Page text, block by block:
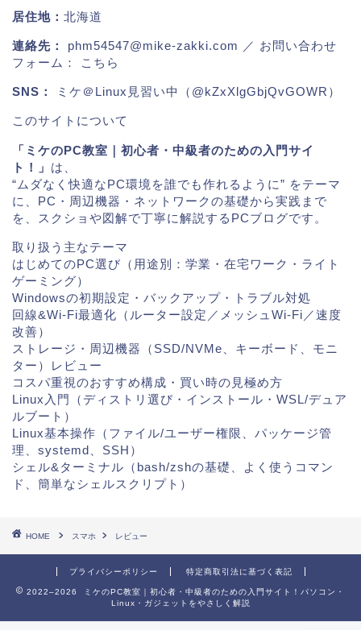
居住地： 北海道
連絡先： phm54547@mike-zakki.com ／ お問い合わせ
フォーム：
こちら
SNS： ミケ＠Linux見習い中（@kZxXlgGbjQvGOWR）
このサイトについて
「ミケのPC教室｜初心者・中級者のための入門サイ
ト！」 は、
“ムダなく快適なPC環境を誰でも作れるように” をテーマ
に、PC・周辺機器・ネットワークの基礎から実践まで
を、スクショや図解で丁寧に解説するPCブログです。
取り扱う主なテーマ
はじめてのPC選び（用途別：学業・在宅ワーク・ライト
ゲーミング）
Windowsの初期設定・バックアップ・トラブル対処
回線&Wi-Fi最適化（ルーター設定／メッシュWi-Fi／速度
改善）
ストレージ・周辺機器（SSD/NVMe、キーボード、モニ
ター）レビュー
コスパ重視のおすすめ構成・買い時の見極め方
Linux入門（ディストリ選び・インストール・WSL/デュア
ルブート）
Linux基本操作（ファイル/ユーザー権限、パッケージ管
理、systemd、SSH）
シェル&ターミナル（bash/zshの基礎、よく使うコマン
ド、簡単なシェルスクリプト）
HOME スマホ レビュー
プライバシーポリシー 特定商取引法に基づく表記
2022–2026 ミケのPC教室｜初心者・中級者のための入門サイト！パソコン・
Linux・ガジェットをやさしく解説